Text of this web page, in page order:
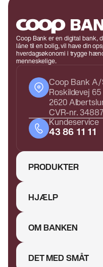
Coop Bank er en digital bank,
låne til en bolig, vil have din
hverdagsøkonomi i trygge
menneskelige.
Coop Bank
Roskildevej 65
2620
CVR-nr.
Kundeservice
43 86 11 11
PRODUKTER
HJÆLP
OM BANKEN
DET MED SMÅT